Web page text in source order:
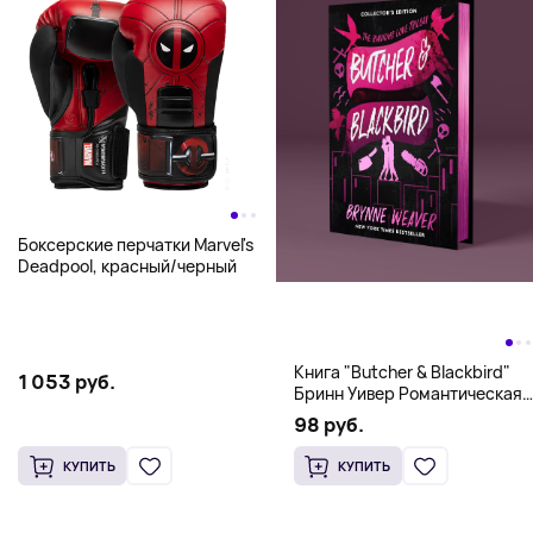
Боксерские перчатки Marvel's
Deadpool, красный/черный
1 053 руб.
КУПИТЬ
Книга "Butcher & Blackbird"
Бринн Уивер Романтическая
комедия о серийных убийцах
(18+)
98 руб.
КУПИТЬ